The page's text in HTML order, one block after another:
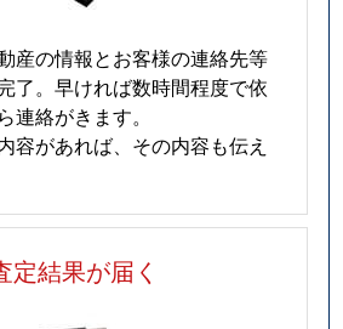
産の情報とお客様の連絡先等
了。早ければ数時間程度で依
連絡がきます。
容があれば、その内容も伝え
定結果が届く